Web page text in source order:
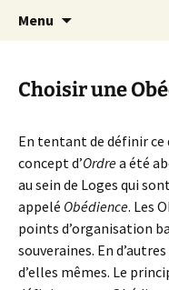
Communaité
bienveillante
Menu
Choisir une
En tentant de définir ce
concept d’Ordrea été
au sein de Loges qui
appelé Obédience. Les
points d’organisation
souveraines. En
d’elles mêmes. Le